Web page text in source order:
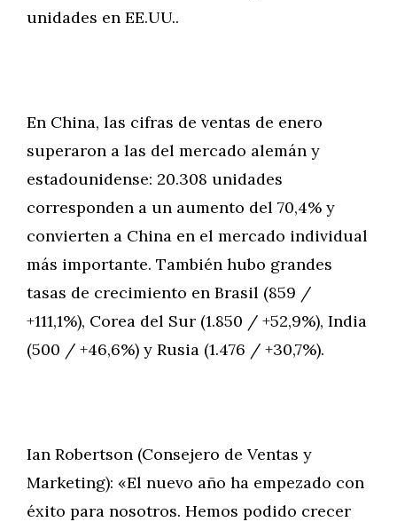
unidades en EE.UU..
En China, las cifras de ventas de enero
superaron a las del mercado alemán y
estadounidense: 20.308 unidades
corresponden a un aumento del 70,4% y
convierten a China en el mercado individual
más importante. También hubo grandes
tasas de crecimiento en Brasil (859 /
+111,1%), Corea del Sur (1.850 / +52,9%), India
(500 / +46,6%) y Rusia (1.476 / +30,7%).
Ian Robertson (Consejero de Ventas y
Marketing): «El nuevo año ha empezado con
éxito para nosotros. Hemos podido crecer